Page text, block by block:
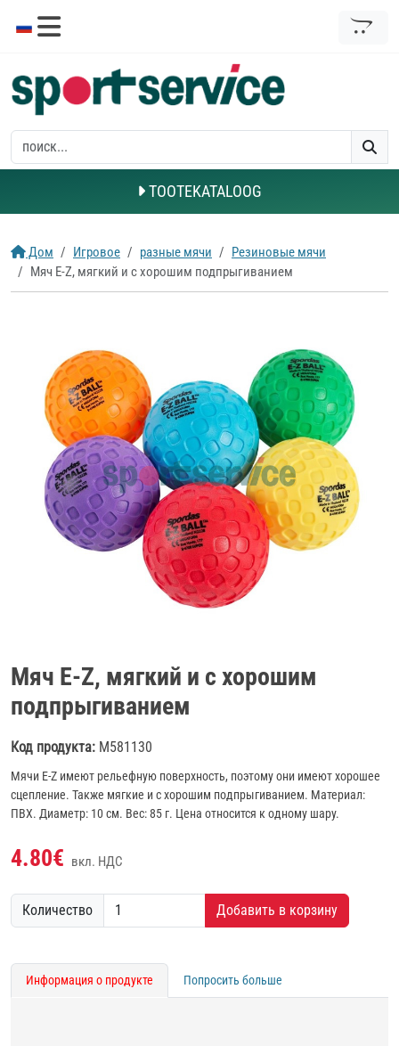
TOOTEKATALOOG
Дом Игровое разные мячи
Резиновые мячи
Мяч E-Z, мягкий и с хорошим подпрыгиванием
Мяч E-Z, мягкий и с хорошим
подпрыгиванием
Код продукта: M581130
Мячи E-Z имеют рельефную поверхность, поэтому они имеют хорошее
сцепление. Также мягкие и с хорошим подпрыгиванием. Материал:
ПВХ. Диаметр: 10 см. Вес: 85 г. Цена относится к одному шару.
4.80€ вкл. НДС
Количество Добавить в корзину
Информация о продукте Попросить больше